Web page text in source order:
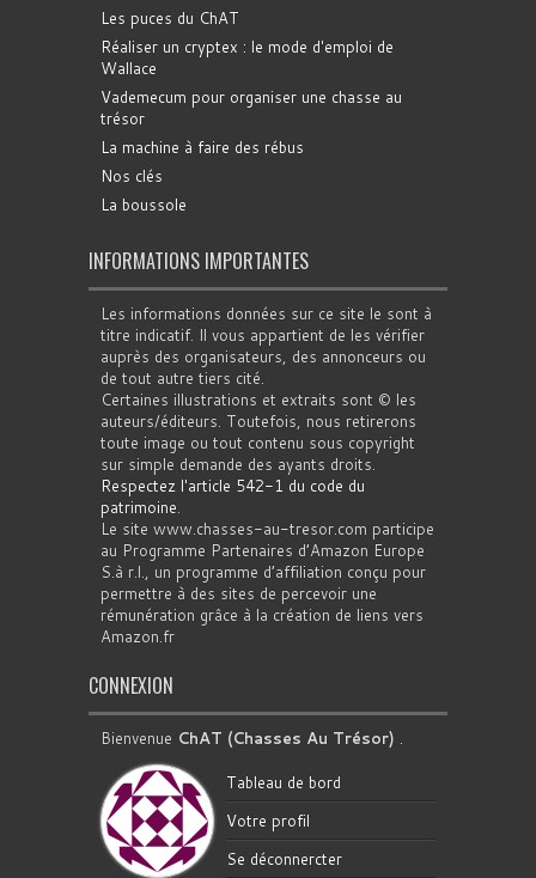
Les puces du ChAT
Réaliser un cryptex : le mode d'emploi de
Wallace
Vademecum pour organiser une chasse au
trésor
La machine à faire des rébus
Nos clés
La boussole
INFORMATIONS IMPORTANTES
Les informations données sur ce site le sont à
titre indicatif. Il vous appartient de les vérifier
auprès des organisateurs, des annonceurs ou
de tout autre tiers cité.
Certaines illustrations et extraits sont © les
auteurs/éditeurs. Toutefois, nous retirerons
toute image ou tout contenu sous copyright
sur simple demande des ayants droits.
Respectez l'article 542-1 du code du
patrimoine.
Le site www.chasses-au-tresor.com participe
au Programme Partenaires d’Amazon Europe
S.à r.l., un programme d’affiliation conçu pour
permettre à des sites de percevoir une
rémunération grâce à la création de liens vers
Amazon.fr
CONNEXION
Bienvenue ChAT (Chasses Au Trésor) .
Tableau de bord
Votre profil
Se déconnercter